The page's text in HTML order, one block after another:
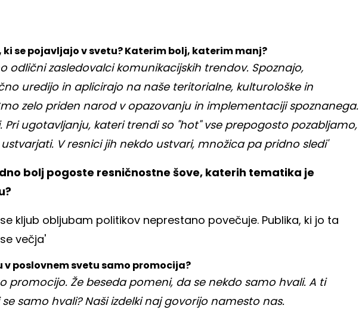
se pojavljajo v svetu? Katerim bolj, katerim manj?
odlični zasledovalci komunikacijskih trendov. Spoznajo,
uredijo in aplicirajo na naše teritorialne, kulturološke in
zelo priden narod v opazovanju in implementaciji spoznanega.
Pri ugotavljanju, kateri trendi so "hot" vse prepogosto pozabljamo,
V resnici jih nekdo ustvari, množica pa pridno sledi'
bolj pogoste resničnostne šove, katerih tematika je
kljub obljubam politikov neprestano povečuje. Publika, ki jo ta
večja'
v poslovnem svetu samo promocija?
promocijo. Že beseda pomeni, da se nekdo samo hvali. A ti
samo hvali? Naši izdelki naj govorijo namesto nas.